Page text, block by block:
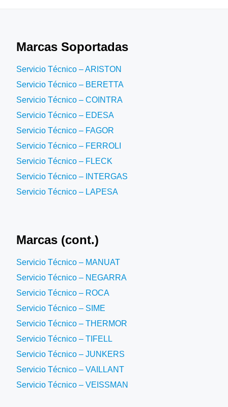
Marcas Soportadas
Servicio Técnico – ARISTON
Servicio Técnico – BERETTA
Servicio Técnico – COINTRA
Servicio Técnico – EDESA
Servicio Técnico – FAGOR
Servicio Técnico – FERROLI
Servicio Técnico – FLECK
Servicio Técnico – INTERGAS
Servicio Técnico – LAPESA
Marcas (cont.)
Servicio Técnico – MANUAT
Servicio Técnico – NEGARRA
Servicio Técnico – ROCA
Servicio Técnico – SIME
Servicio Técnico – THERMOR
Servicio Técnico – TIFELL
Servicio Técnico – JUNKERS
Servicio Técnico – VAILLANT
Servicio Técnico – VEISSMAN